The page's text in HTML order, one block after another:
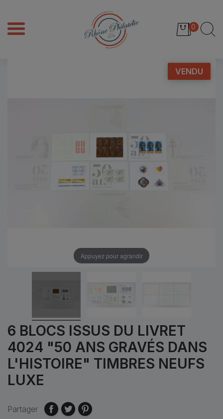
0
VENDU
Appuyez pour agrandir
6 BLOCS ISSUS DU LIVRET
4024 "50 ANS GRAVÉS DANS
L'HISTOIRE" TIMBRES NEUFS
LUXE
Partager